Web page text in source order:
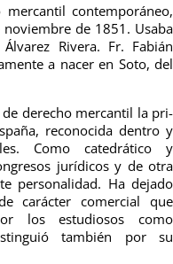
contemporáneo,
de 1851. Usaba
Rivera. Fr. Fabián
a nacer en Soto, del
de derecho mercantil la pri­
reconocida dentro y
Como catedrático y
jurídicos y de otra
personalidad. Ha dejado
carácter comercial que
los estudio­sos como
también por su